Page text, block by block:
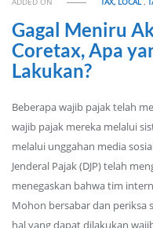
Gagal Meniru
Coretax, Apa
Lakukan?
Beberapa wajib pajak telah
wajib pajak mereka melalui
melalui unggahan media
Jenderal Pajak (DJP) telah
menegaskan bahwa tim
Mohon bersabar dan periksa
hal yang dapat dilakukan